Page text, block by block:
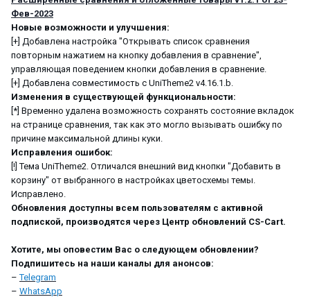
Фев-2023
Новые возможности и улучшения:
[+] Добавлена настройка "Открывать список сравнения
повторным нажатием на кнопку добавления в сравнение",
управляющая поведением кнопки добавления в сравнение.
[+] Добавлена совместимость с UniTheme2 v4.16.1.b.
Изменения в существующей функциональности:
[*] Временно удалена возможность сохранять состояние вкладок
на странице сравнения, так как это могло вызывать ошибку по
причине максимальной длины куки.
Исправления ошибок:
[!] Тема UniTheme2. Отличался внешний вид кнопки "Добавить в
корзину" от выбранного в настройках цветосхемы темы.
Исправлено.
Обновления доступны всем пользователям с активной
подпиской, производятся через Центр обновлений CS-Cart.
Хотите, мы оповестим Вас о следующем обновлении?
Подпишитесь на наши каналы для анонсов:
–Telegram
– WhatsApp